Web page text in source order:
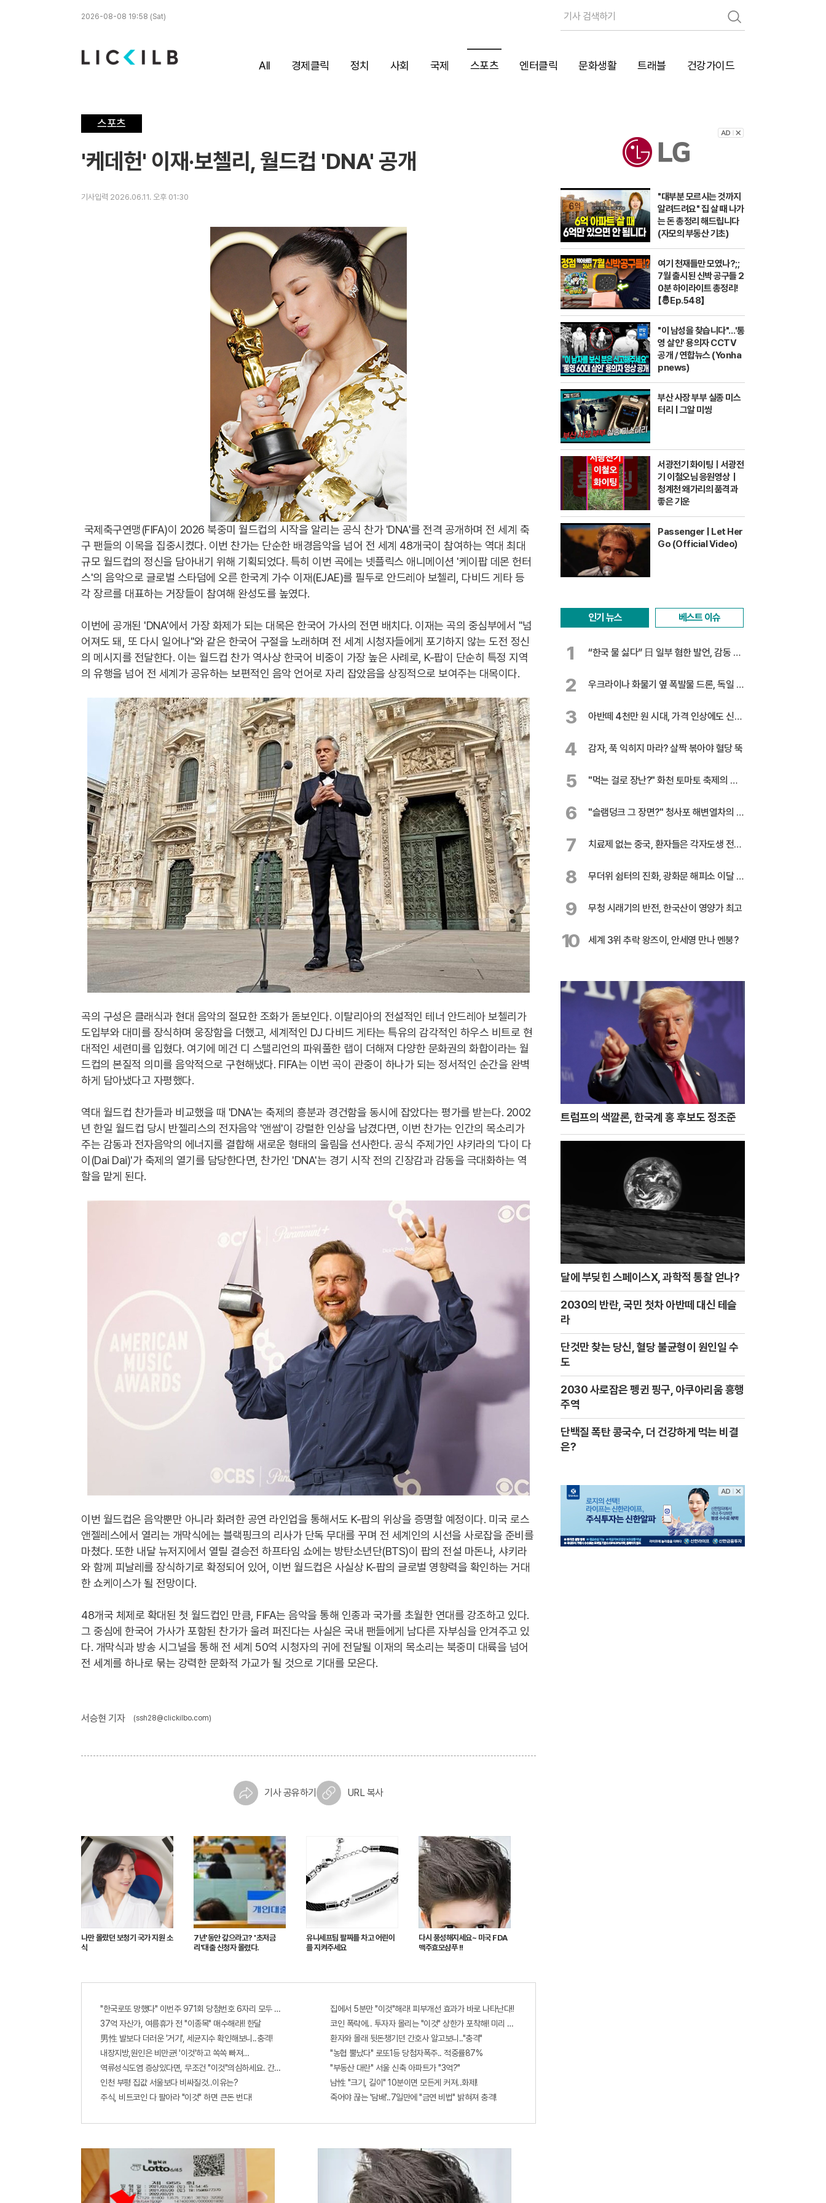
검
색
2026-08-08 19:58 (Sat)
All 경제클릭 정치 사회 국제 스포츠 엔터클릭 문화생활 트래블 건강가이드
스포츠
'케데헌' 이재·보첼리, 월드컵 'DNA' 공개
기사입력 2026.06.11. 오후 01:30
국제축구연맹(FIFA)이 2026 북중미 월드컵의 시작을 알리는 공식 찬가 'DNA'를 전격 공개하며 전 세계 축
구 팬들의 이목을 집중시켰다. 이번 찬가는 단순한 배경음악을 넘어 전 세계 48개국이 참여하는 역대 최대
규모 월드컵의 정신을 담아내기 위해 기획되었다. 특히 이번 곡에는 넷플릭스 애니메이션 '케이팝 데몬 헌터
스'의 음악으로 글로벌 스타덤에 오른 한국계 가수 이재(EJAE)를 필두로 안드레아 보첼리, 다비드 게타 등
각 장르를 대표하는 거장들이 참여해 완성도를 높였다.
이번에 공개된 'DNA'에서 가장 화제가 되는 대목은 한국어 가사의 전면 배치다. 이재는 곡의 중심부에서 "넘
어져도 돼, 또 다시 일어나"와 같은 한국어 구절을 노래하며 전 세계 시청자들에게 포기하지 않는 도전 정신
의 메시지를 전달한다. 이는 월드컵 찬가 역사상 한국어 비중이 가장 높은 사례로, K-팝이 단순히 특정 지역
의 유행을 넘어 전 세계가 공유하는 보편적인 음악 언어로 자리 잡았음을 상징적으로 보여주는 대목이다.
곡의 구성은 클래식과 현대 음악의 절묘한 조화가 돋보인다. 이탈리아의 전설적인 테너 안드레아 보첼리가
도입부와 대미를 장식하며 웅장함을 더했고, 세계적인 DJ 다비드 게타는 특유의 감각적인 하우스 비트로 현
대적인 세련미를 입혔다. 여기에 메건 디 스탤리언의 파워풀한 랩이 더해져 다양한 문화권의 화합이라는 월
드컵의 본질적 의미를 음악적으로 구현해냈다. FIFA는 이번 곡이 관중이 하나가 되는 정서적인 순간을 완벽
하게 담아냈다고 자평했다.
역대 월드컵 찬가들과 비교했을 때 'DNA'는 축제의 흥분과 경건함을 동시에 잡았다는 평가를 받는다. 2002
년 한일 월드컵 당시 반젤리스의 전자음악 '앤썸'이 강렬한 인상을 남겼다면, 이번 찬가는 인간의 목소리가
주는 감동과 전자음악의 에너지를 결합해 새로운 형태의 울림을 선사한다. 공식 주제가인 샤키라의 '다이 다
이(Dai Dai)'가 축제의 열기를 담당한다면, 찬가인 'DNA'는 경기 시작 전의 긴장감과 감동을 극대화하는 역
할을 맡게 된다.
이번 월드컵은 음악뿐만 아니라 화려한 공연 라인업을 통해서도 K-팝의 위상을 증명할 예정이다. 미국 로스
앤젤레스에서 열리는 개막식에는 블랙핑크의 리사가 단독 무대를 꾸며 전 세계인의 시선을 사로잡을 준비를
마쳤다. 또한 내달 뉴저지에서 열릴 결승전 하프타임 쇼에는 방탄소년단(BTS)이 팝의 전설 마돈나, 샤키라
와 함께 피날레를 장식하기로 확정되어 있어, 이번 월드컵은 사실상 K-팝의 글로벌 영향력을 확인하는 거대
한 쇼케이스가 될 전망이다.
48개국 체제로 확대된 첫 월드컵인 만큼, FIFA는 음악을 통해 인종과 국가를 초월한 연대를 강조하고 있다.
그 중심에 한국어 가사가 포함된 찬가가 울려 퍼진다는 사실은 국내 팬들에게 남다른 자부심을 안겨주고 있
다. 개막식과 방송 시그널을 통해 전 세계 50억 시청자의 귀에 전달될 이재의 목소리는 북중미 대륙을 넘어
전 세계를 하나로 묶는 강력한 문화적 가교가 될 것으로 기대를 모은다.
서승현 기자 (ssh28@clickilbo.com)
기사 공유하기 URL 복사
나만 몰랐던 보청기 국가 지원 소
식
7년'동안 갚으라고? '초저금
리'대출 신청자 몰렸다.
유니세프팀 팔찌를 차고 어린이
를 지켜주세요
다시 풍성해지세요~ 미국 FDA
맥주효모샴푸 !!
"한국로또 망했다" 이번주 971회 당첨번호 6자리 모두 유출...관계자 실수로 "비상"!
37억 자산가, 여름휴가 전 "이종목" 매수해라!! 한달
男性 발보다 더러운 '거기', 세균지수 확인해보니..충격!
내장지방,원인은 비만균! '이것'하고 쏙쏙 빠져…
역류성식도염 증상있다면, 무조건 "이것"의심하세요. 간단치료법 나왔다!
인천 부평 집값 서울보다 비싸질것..이유는?
주식, 비트코인 다 팔아라 "이것" 하면 큰돈 번다!
집에서 5분만 "이것"해라! 피부개선 효과가 바로 나타난다!!
코인 폭락에.. 투자자 몰리는 "이것" 상한가 포착해! 미리 투자..
환자와 몰래 뒷돈챙기던 간호사 알고보니.."충격"
"농협 뿔났다" 로또1등 당첨자폭주.. 적중률87%
"부동산 대란" 서울 신축 아파트가 "3억?"
남性 "크기, 길이" 10분이면 모든게 커져..화제!
죽어야 끊는 '담배'..7일만에 "금연 비법" 밝혀져 충격!
"대부분 모르시는 것까지
알려드려요" 집 살 때 나가
는 돈 총정리 해드립니다
(자모의 부동산 기초)
여기 천재들만 모였나?;;
7월 출시된 신박 공구들 2
0분 하이라이트 총정리!
【🤴Ep.548】
"이 남성을 찾습니다"…'통
영 살인' 용의자 CCTV
공개 / 연합뉴스 (Yonha
pnews)
부산 사장 부부 실종 미스
터리 | 그알 미씽
서광전기 화이팅ㅣ서광전
기 이철오님 응원영상｜
청계천 왜가리의 품격과
좋은 기운
Passenger | Let Her
Go (Official Video)
인기 뉴스 베스트 이슈
1 “한국 물 싫다” 日 일부 혐한 발언, 감동 찬
2 우크라이나 화물기 옆 폭발물 드론, 독일 대
테러 수사
3 아반떼 4천만 원 시대, 가격 인상에도 신기
록 행진
4 감자, 푹 익히지 마라? 살짝 볶아야 혈당 뚝
5 "먹는 걸로 장난?" 화천 토마토 축제의 반
전
6 "슬램덩크 그 장면?" 청사포 해변열차의 유
혹
7 치료제 없는 중국, 환자들은 각자도생 전쟁
8 무더위 쉼터의 진화, 광화문 해피소 이달 말
까지 연장
9 무청 시래기의 반전, 한국산이 영양가 최고
10 세계 3위 추락 왕즈이, 안세영 만나 멘붕?
트럼프의 색깔론, 한국계 홍 후보도 정조준
달에 부딪힌 스페이스X, 과학적 통찰 얻나?
2030의 반란, 국민 첫차 아반떼 대신 테슬
라
단것만 찾는 당신, 혈당 불균형이 원인일 수
도
2030 사로잡은 펭귄 핑구, 아쿠아리움 흥행
주역
단백질 폭탄 콩국수, 더 건강하게 먹는 비결
은?